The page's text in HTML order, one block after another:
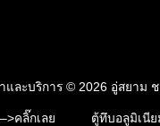
และบริการ © 2026 อู่สยาม
คลิ๊กเลย
ตู้ทึบอลูมิเนีย